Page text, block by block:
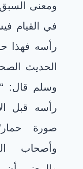
ومعنى
في القيام
رأسه فهذا
الحديث
وسلم قال:
رأسه قبل
صورة
وأصحاب